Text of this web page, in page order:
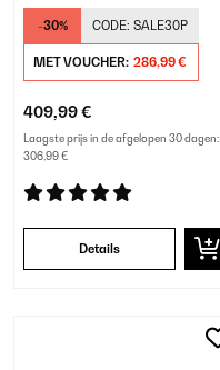
Zwart
-30% CODE: SALE30P
MET VOUCHER: 286,99 €
409,99 €
Laagste prijs in de afgelopen 30 dagen:
306,99 €
Details